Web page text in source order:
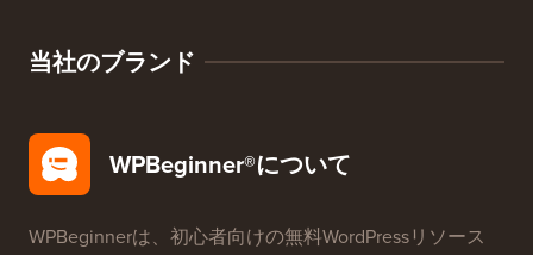
当社のブランド
WPBeginner®について
WPBeginnerは、初心者向けの無料WordPressリソース